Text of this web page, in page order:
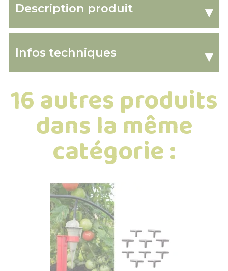
Description produit ▾
Infos techniques ▾
16 autres produits
dans la même
catégorie :